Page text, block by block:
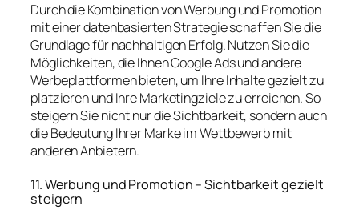
Durch die Kombination von Werbung und Promotion
mit einer datenbasierten Strategie schaffen Sie die
Grundlage für nachhaltigen Erfolg. Nutzen Sie die
Möglichkeiten, die Ihnen Google Ads und andere
Werbeplattformen bieten, um Ihre Inhalte gezielt zu
platzieren und Ihre Marketingziele zu erreichen. So
steigern Sie nicht nur die Sichtbarkeit, sondern auch
die Bedeutung Ihrer Marke im Wettbewerb mit
anderen Anbietern.
11. Werbung und Promotion – Sichtbarkeit gezielt
steigern